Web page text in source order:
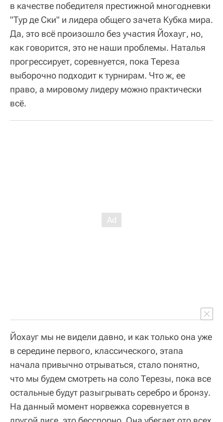
в качестве победителя престижной многодневки
"Тур де Ски" и лидера общего зачета Кубка мира.
Да, это всё произошло без участия Йохауг, но,
как говорится, это не наши проблемы. Наталья
прогрессирует, соревнуется, пока Тереза
выборочно подходит к турнирам. Что ж, ее
право, а мировому лидеру можно практически
всё.
Йохауг мы не видели давно, и как только она уже
в середине первого, классического, этапа
начала привычно отрываться, стало понятно,
что мы будем смотреть на соло Терезы, пока все
остальные будут разыгрывать серебро и бронзу.
На данный момент норвежка соревнуется в